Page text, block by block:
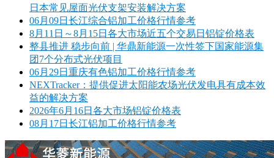
日本常见屋面光伏支架安装解决方案
06月09日长江综合铝加工价格行情参考
8月11日～8月15日各大市场近五个交易日铝锭价格表
整县推进 稳步向前 | 华鼎新能源一次性签下国家能源集
团7个分布式光伏项目
06月29日重庆有色铝加工价格行情参考
NEXTracker：提供促进太阳能农场光伏发电具有成本效
益的解决方案
2026年6月16日各大市场铝锭价格表
08月17日长江铝加工价格行情参考